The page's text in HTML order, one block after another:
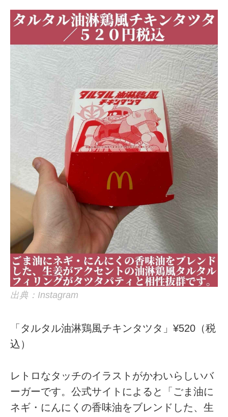
出典：Instagram
「タルタル油淋鶏風チキンタツタ」¥520（税
込）
レトロなタッチのイラストがかわいらしいバ
ーガーです。公式サイトによると「ごま油に
ネギ・にんにくの香味油をブレンドした、生